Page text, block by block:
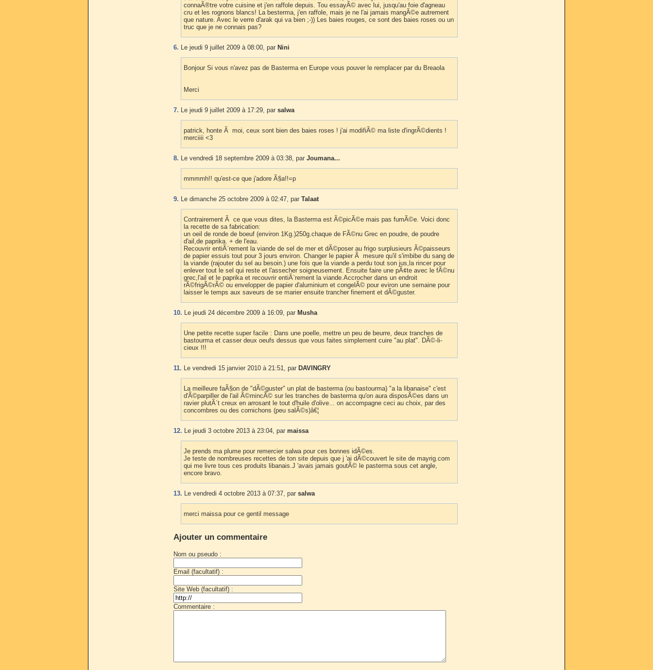
connaÃ®tre votre cuisine et j'en raffole depuis. Tou essayÃ© avec lui, jusqu'au foie d'agneau
cru et les rognons blancs! La besterma, j'en raffole, mais je ne l'ai jamais mangÃ©e autrement
que nature. Avec le verre d'arak qui va bien ;-)) Les baies rouges, ce sont des baies roses ou un
truc que je ne connais pas?
6. Le jeudi 9 juillet 2009 à 08:00, par Nini
Bonjour Si vous n'avez pas de Basterma en Europe vous pouver le remplacer par du Breaola
Merci
7. Le jeudi 9 juillet 2009 à 17:29, par salwa
patrick, honte Ã moi, ceux sont bien des baies roses ! j'ai modifiÃ© ma liste d'ingrÃ©dients !
merciiii <3
8. Le vendredi 18 septembre 2009 à 03:38, par Joumana...
mmmmh!! qu'est-ce que j'adore Ã§a!!=p
9. Le dimanche 25 octobre 2009 à 02:47, par Talaat
Contrairement Ã ce que vous dites, la Basterma est Ã©picÃ©e mais pas fumÃ©e. Voici donc
la recette de sa fabrication:
un oeil de ronde de boeuf (environ 1Kg.)250g.chaque de FÃ©nu Grec en poudre, de poudre
d'ail,de paprika. + de l'eau.
Recouvrir entiÃ¨rement la viande de sel de mer et dÃ©poser au frigo surplusieurs Ã©paisseurs
de papier essuis tout pour 3 jours environ. Changer le papier Ã mesure qu'il s'imbibe du sang de
la viande (rajouter du sel au besoin.) une fois que la viande a perdu tout son jus,la rincer pour
enlever tout le sel qui reste et l'assecher soigneusement. Ensuite faire une pÃ¢te avec le fÃ©nu
grec,l'ail et le paprika et recouvrir entiÃ¨rement la viande.Accrocher dans un endroit
rÃ©frigÃ©rÃ© ou envelopper de papier d'aluminium et congelÃ© pour eviron une semaine pour
laisser le temps aux saveurs de se marier ensuite trancher finement et dÃ©guster.
10. Le jeudi 24 décembre 2009 à 16:09, par Musha
Une petite recette super facile : Dans une poelle, mettre un peu de beurre, deux tranches de
bastourma et casser deux oeufs dessus que vous faites simplement cuire "au plat". DÃ©-li-
cieux !!!
11. Le vendredi 15 janvier 2010 à 21:51, par DAVINGRY
La meilleure faÃ§on de "dÃ©guster" un plat de basterma (ou bastourma) "a la libanaise" c'est
d'Ã©parpiller de l'ail Ã©mincÃ© sur les tranches de basterma qu'on aura disposÃ©es dans un
ravier plutÃ´t creux en arrosant le tout d'huile d'olive... on accompagne ceci au choix, par des
concombres ou des cornichons (peu salÃ©s)â€¦
12. Le jeudi 3 octobre 2013 à 23:04, par maissa
Je prends ma plume pour remercier salwa pour ces bonnes idÃ©es.
Je teste de nombreuses recettes de ton site depuis que j 'ai dÃ©couvert le site de mayrig.com
qui me livre tous ces produits libanais.J 'avais jamais goutÃ© le pasterma sous cet angle,
encore bravo.
13. Le vendredi 4 octobre 2013 à 07:37, par salwa
merci maissa pour ce gentil message
Ajouter un commentaire
Nom ou pseudo :
Email (facultatif) :
Site Web (facultatif) :
Commentaire :